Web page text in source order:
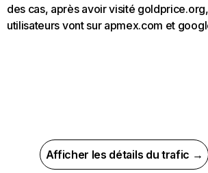
des cas, après avoir visité
utilisateurs vont sur apmex.com et
Afficher les détails du trafic →